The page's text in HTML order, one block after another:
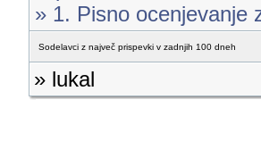
» 1. Pisno ocenjevanje
Sodelavci z največ prispevki v zadnjih 100 dneh
» lukal